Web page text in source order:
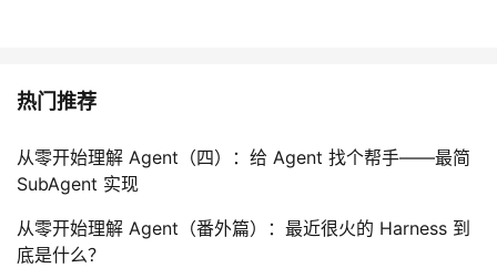
热门推荐
从零开始理解 Agent（四）：给 Agent 找个帮手——最简
SubAgent 实现
从零开始理解 Agent（番外篇）：最近很火的 Harness 到
底是什么？